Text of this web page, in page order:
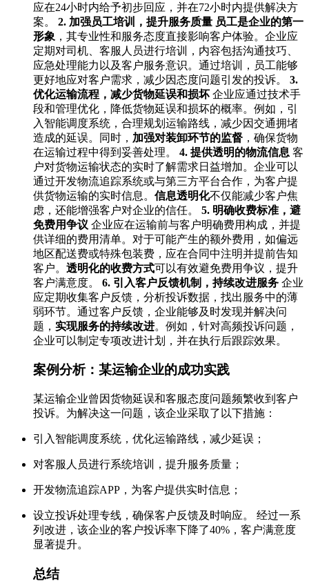
应在24小时内给予初步回应，并在72小时内提供解决方
案。 2. 加强员工培训，提升服务质量 员工是企业的第一
形象 ，其专业性和服务态度直接影响客户体验。企业应
定期对司机、客服人员进行培训，内容包括沟通技巧、
应急处理能力以及客户服务意识。通过培训，员工能够
更好地应对客户需求，减少因态度问题引发的投诉。 3.
优化运输流程，减少货物延误和损坏 企业应通过技术手
段和管理优化，降低货物延误和损坏的概率。例如，引
入智能调度系统，合理规划运输路线，减少因交通拥堵
造成的延误。同时， 加强对装卸环节的监督 ，确保货物
在运输过程中得到妥善处理。 4. 提供透明的物流信息 客
户对货物运输状态的实时了解需求日益增加。企业可以
通过开发物流追踪系统或与第三方平台合作，为客户提
供货物运输的实时信息。 信息透明化不仅能减少客户焦
虑，还能增强客户对企业的信任。 5. 明确收费标准，避
免费用争议 企业应在运输前与客户明确费用构成，并提
供详细的费用清单。对于可能产生的额外费用，如偏远
地区配送费或特殊包装费，应在合同中注明并提前告知
客户。 透明化的收费方式可以有效避免费用争议，提升
客户满意度。 6. 引入客户反馈机制，持续改进服务 企业
应定期收集客户反馈，分析投诉数据，找出服务中的薄
弱环节。通过客户反馈，企业能够及时发现并解决问
题， 实现服务的持续改进。例如，针对高频投诉问题，
企业可以制定专项改进计划，并在执行后跟踪效果。
案例分析：某运输企业的成功实践
某运输企业曾因货物延误和客服态度问题频繁收到客户
投诉。为解决这一问题，该企业采取了以下措施：
引入智能调度系统，优化运输路线，减少延误；
对客服人员进行系统培训，提升服务质量；
开发物流追踪APP，为客户提供实时信息；
设立投诉处理专线，确保客户反馈及时响应。 经过一系
列改进，该企业的客户投诉率下降了40%，客户满意度
显著提升。
总结